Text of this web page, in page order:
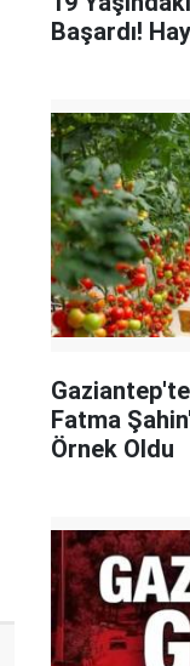
Başardı!
Fatma
Örnek Oldu